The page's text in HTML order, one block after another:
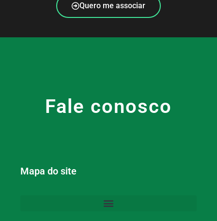
Quero me associar
Fale conosco
Mapa do site